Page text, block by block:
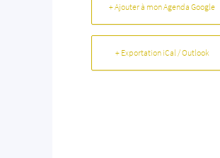
+ Ajouter à mon Agenda Google
+ Exportation iCal / Outlook